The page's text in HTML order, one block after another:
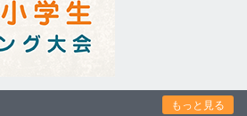
もっと見る